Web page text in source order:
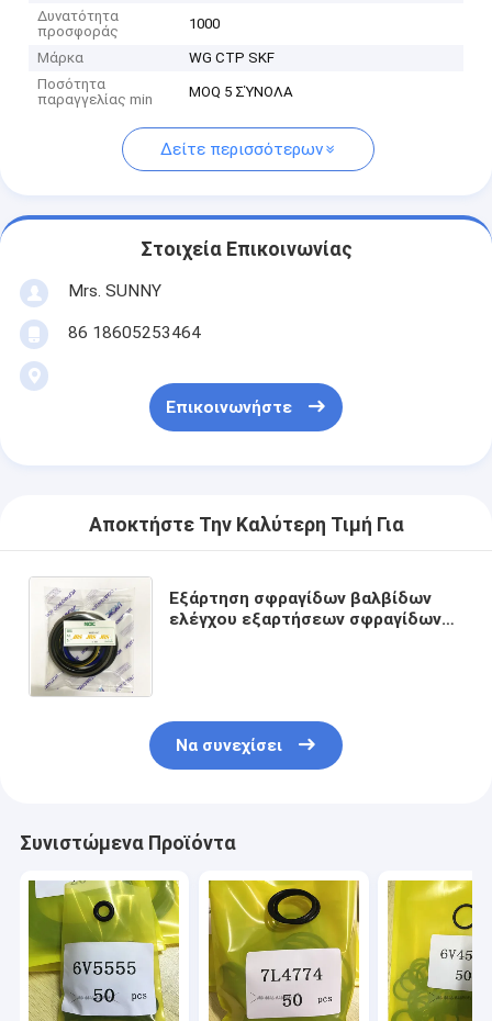
Δυνατότητα
προσφοράς
1000
Μάρκα
WG CTP SKF
Ποσότητα
παραγγελίας min
MOQ 5 ΣΎΝΟΛΑ
Δείτε περισσότερων
Στοιχεία Επικοινωνίας
Mrs. SUNNY
86 18605253464
Επικοινωνήστε
Αποκτήστε Την Καλύτερη Τιμή Για
Εξάρτηση σφραγίδων βαλβίδων
ελέγχου εξαρτήσεων σφραγίδων
Να συνεχίσει
Συνιστώμενα Προϊόντα